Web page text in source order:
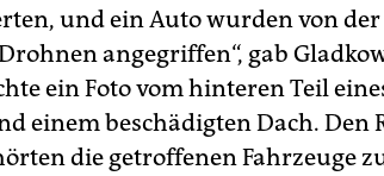
und ein Auto wurden von
angegriffen“, gab
ein Foto vom hinteren Teil
einem beschädigten Dach. Den
die getroffenen Fahrzeuge